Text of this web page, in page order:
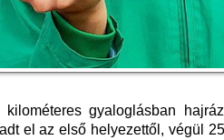
gyaloglásban
el az első helyezettől, végül